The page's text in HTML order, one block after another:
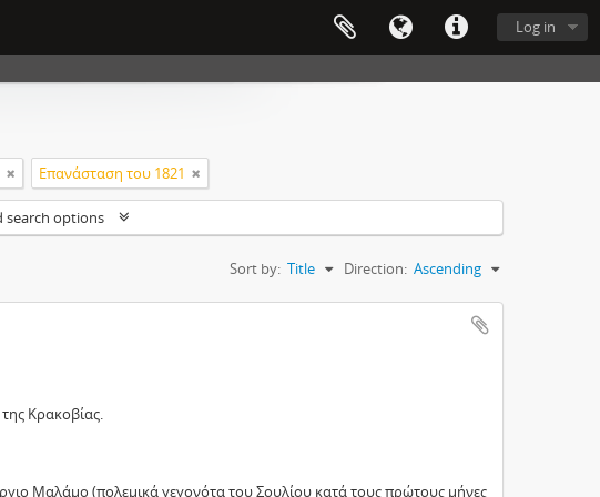
Log in
Επανάσταση του 1821
search options
Sort by: Title Direction: Ascending
Κρακοβίας.
Μαλάμο (πολεμικά γεγονότα του Σουλίου κατά τους πρώτους μήνες